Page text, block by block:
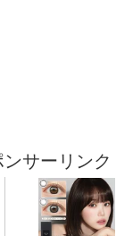
サーリンク